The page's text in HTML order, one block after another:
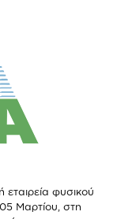
φυσικού
Μαρτίου, στη